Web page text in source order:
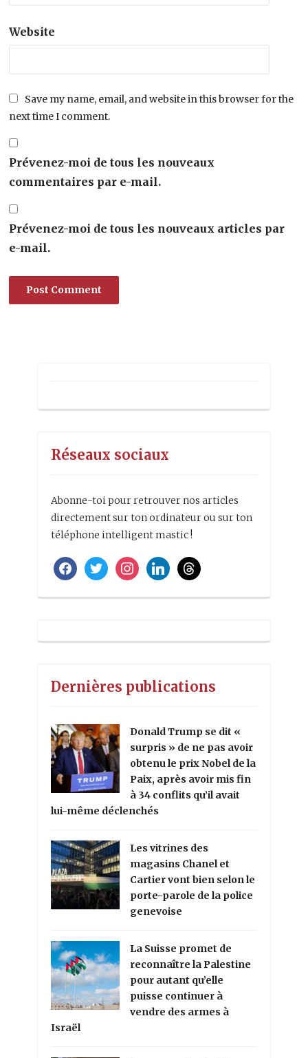
Website
Save my name, email, and website in this browser for the
next time I comment.
Prévenez-moi de tous les nouveaux
commentaires par e-mail.
Prévenez-moi de tous les nouveaux articles par
e-mail.
Réseaux sociaux
Abonne-toi pour retrouver nos articles
directement sur ton ordinateur ou sur ton
téléphone intelligent mastic !
facebooktwitterinstagramlinkedinthreads
Dernières publications
Donald Trump se dit «
surpris » de ne pas avoir
obtenu le prix Nobel de la
Paix, après avoir mis fin
à 34 conflits qu’il avait
lui-même déclenchés
Les vitrines des
magasins Chanel et
Cartier vont bien selon le
porte-parole de la police
genevoise
La Suisse promet de
reconnaître la Palestine
pour autant qu’elle
puisse continuer à
vendre des armes à
Israël